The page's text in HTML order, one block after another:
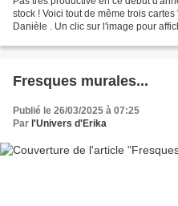
stock ! Voici tout de même trois
Danièle . Un clic sur l'image pour
Fresques murales...
Publié le 26/03/2025 à 07:25
Par l'Univers d'Erika